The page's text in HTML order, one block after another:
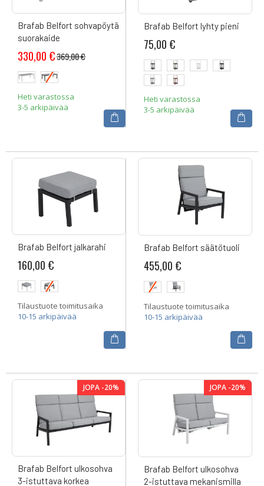
Brafab Belfort sohvapöytä
suorakaide
330,00 €369,00 €
Heti varastossa
3-5 arkipäivää
Brafab Belfort lyhty pieni
75,00 €
Heti varastossa
3-5 arkipäivää
Brafab Belfort jalkarahi
160,00 €
Tilaustuote toimitusaika
10-15 arkipäivää
Brafab Belfort säätötuoli
455,00 €
Tilaustuote toimitusaika
10-15 arkipäivää
JOPA -20%
Brafab Belfort ulkosohva
3-istuttava korkea
JOPA -20%
Brafab Belfort ulkosohva
2-istuttava mekanismilla